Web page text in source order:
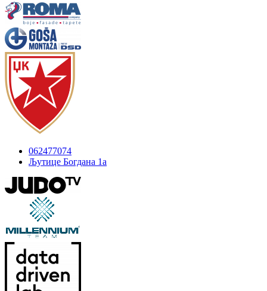
062477074
Љутице Богдана 1а